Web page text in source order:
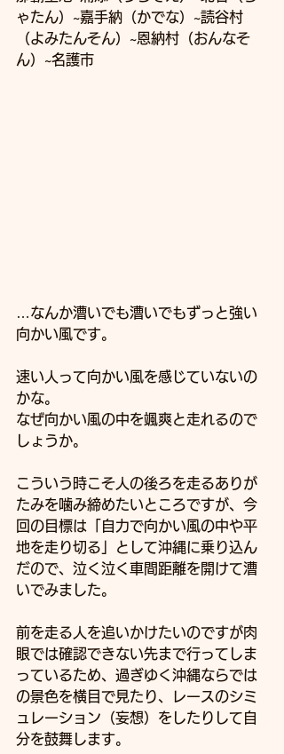
ゃたん）~嘉手納（かでな）~読谷村
（よみたんそん）~恩納村（おんなそ
ん）~名護市
…なんか漕いでも漕いでもずっと強い
向かい風です。
速い人って向かい風を感じていないの
かな。
なぜ向かい風の中を颯爽と走れるので
しょうか。
こういう時こそ人の後ろを走るありが
たみを噛み締めたいところですが、今
回の目標は「自力で向かい風の中や平
地を走り切る」として沖縄に乗り込ん
だので、泣く泣く車間距離を開けて漕
いでみました。
前を走る人を追いかけたいのですが肉
眼では確認できない先まで行ってしま
っているため、過ぎゆく沖縄ならでは
の景色を横目で見たり、レースのシミ
ュレーション（妄想）をしたりして自
分を鼓舞します。